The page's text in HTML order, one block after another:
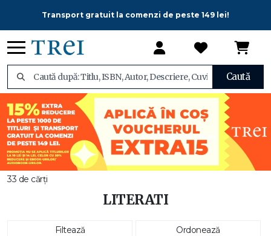
Transport gratuit la comenzi de peste 149 lei!
Caută
33 de cărți
LITERATI
Filtează Ordonează